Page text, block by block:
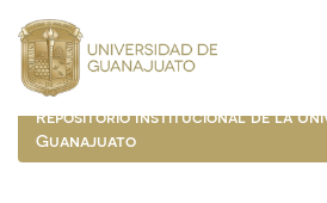
navigation
Repositorio Institucional de la
Guanajuato